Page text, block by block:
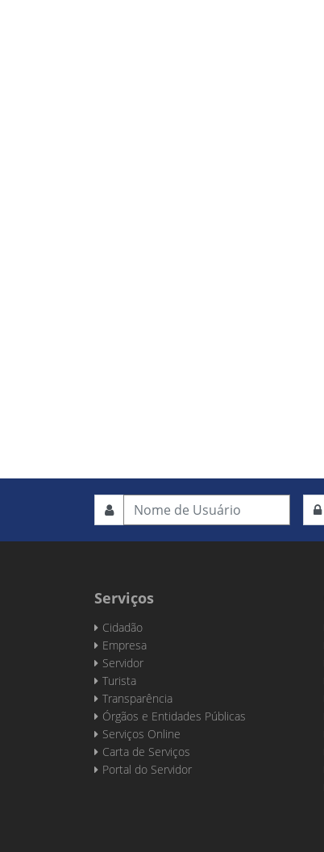
Serviços
Cidadão
Empresa
Servidor
Turista
Transparência
Órgãos e Entidades Públicas
Serviços Online
Carta de Serviços
Portal do Servidor